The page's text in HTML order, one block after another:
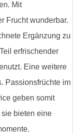
Mit
Frucht wunderbar.
Ergänzung zu
erfrischender
Eine weitere
Passionsfrüchte im
geben somit
bieten eine